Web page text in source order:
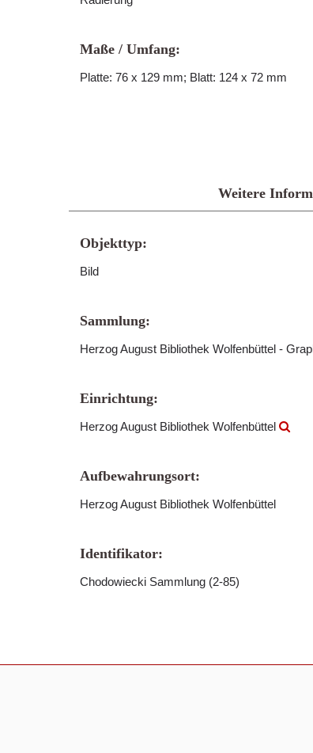
Maße / Umfang:
Platte: 76 x 129 mm; Blatt: 124 x 72 mm
Weitere
Objekttyp:
Bild
Sammlung:
Herzog August Bibliothek Wolfenbüttel -
Einrichtung:
Herzog August Bibliothek Wolfenbüttel
Aufbewahrungsort:
Herzog August Bibliothek Wolfenbüttel
Identifikator:
Chodowiecki Sammlung (2-85)